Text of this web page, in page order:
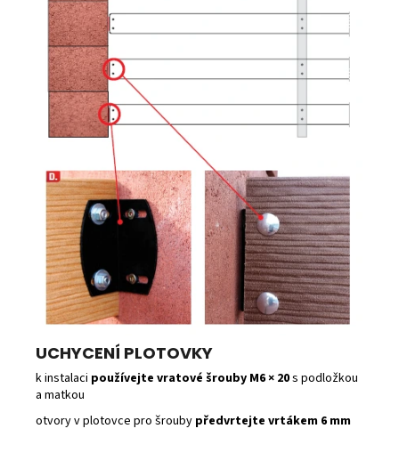
UCHYCENÍ PLOTOVKY
k instalaci používejte vratové šrouby M6 × 20s podložkou
a matkou
otvory v plotovce pro šrouby předvrtejte vrtákem 6 mm